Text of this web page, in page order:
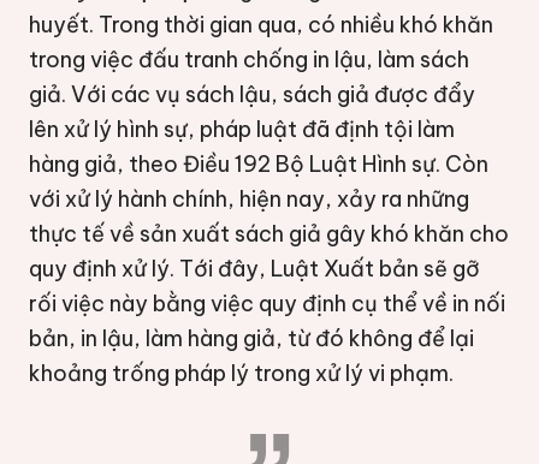
huyết. Trong thời gian qua, có nhiều khó khăn
trong việc đấu tranh chống in lậu, làm sách
giả. Với các vụ sách lậu, sách giả được đẩy
lên xử lý hình sự, pháp luật đã định tội làm
hàng giả, theo Điều 192 Bộ Luật Hình sự. Còn
với xử lý hành chính, hiện nay, xảy ra những
thực tế về sản xuất sách giả gây khó khăn cho
quy định xử lý. Tới đây, Luật Xuất bản sẽ gỡ
rối việc này bằng việc quy định cụ thể về in nối
bản, in lậu, làm hàng giả, từ đó không để lại
khoảng trống pháp lý trong xử lý vi phạm.